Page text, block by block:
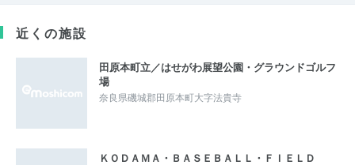
近くの施設
田原本町立／はせがわ展望公園・グラウンドゴルフ
場
奈良県磯城郡田原本町大字法貴寺
ＫＯＤＡＭＡ・ＢＡＳＥＢＡＬＬ・ＦＩＥＬＤ